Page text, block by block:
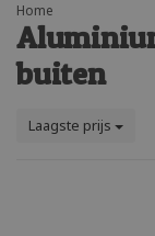
Home
buiten
Laagste prijs